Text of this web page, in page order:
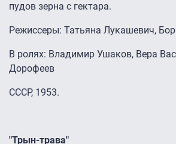
пудов зерна с гектара.
Режиссеры: Татьяна Лукашевич,
В ролях: Владимир Ушаков, Вера
Дорофеев
СССР, 1953.
"Трын-трава"